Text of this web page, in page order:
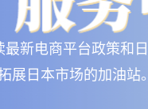
新电商平台政策和日
展日本市场的加油站。